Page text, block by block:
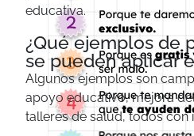
educativa.
¿Qué ejemplos de
se pueden aplicar
Algunos ejemplos son
apoyo educativo, mejora
talleres de salud, todos con